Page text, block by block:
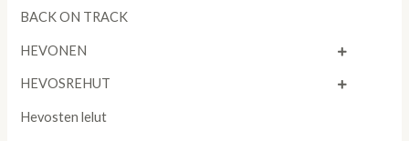
BACK ON TRACK
HEVONEN
HEVOSREHUT
Hevosten lelut